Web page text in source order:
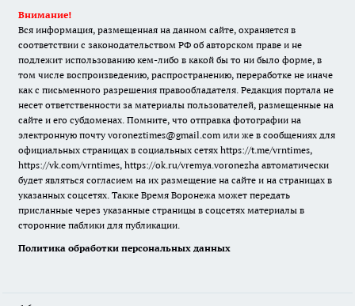
Внимание!
Вся информация, размещенная на данном сайте, охраняется в
соответствии с законодательством РФ об авторском праве и не
подлежит использованию кем-либо в какой бы то ни было форме, в
том числе воспроизведению, распространению, переработке не иначе
как с письменного разрешения правообладателя. Редакция портала не
несет ответственности за материалы пользователей, размещенные на
сайте и его субдоменах. Помните, что отправка фотографии на
электронную почту voroneztimes@gmail.com или же в сообщениях для
официальных страницах в социальных сетях https://t.me/vrntimes,
https://vk.com/vrntimes, https://ok.ru/vremya.voronezha автоматически
будет являться согласием на их размещение на сайте и на страницах в
указанных соцсетях. Также Время Воронежа может передать
присланные через указанные страницы в соцсетях материалы в
сторонние паблики для публикации.
Политика обработки персональных данных